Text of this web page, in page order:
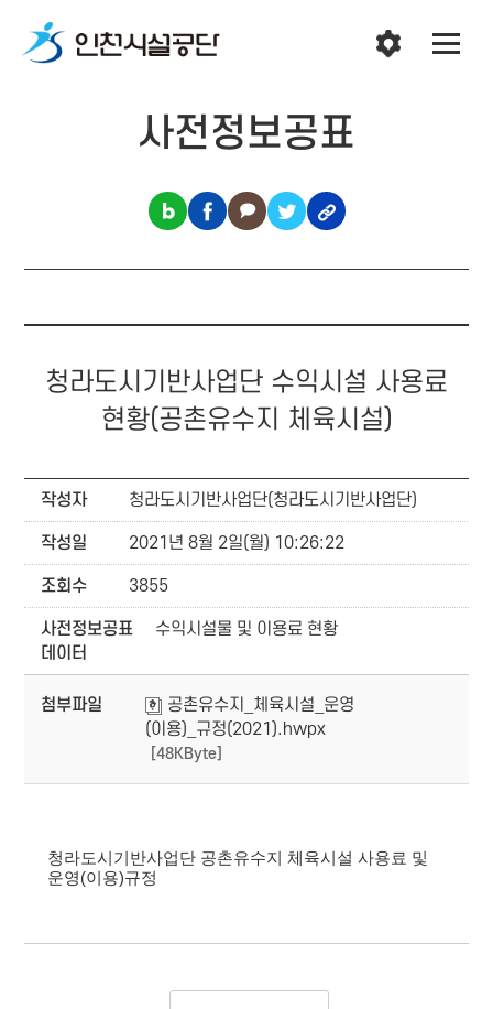
사전정보공표
청라도시기반사업단 수익시설 사용료
현황(공촌유수지 체육시설)
작성자 청라도시기반사업단(청라도시기반사업단)
작성일 2021년 8월 2일(월) 10:26:22
조회수 3855
사전정보공표
데이터
수익시설물 및 이용료 현황
첨부파일
공촌유수지_체육시설_운영
(이용)_규정(2021).hwpx
[48KByte]
청라도시기반사업단 공촌유수지 체육시설 사용료 및
운영(이용)규정